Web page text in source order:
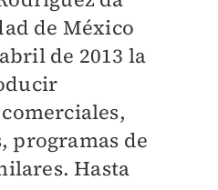
de México
de 2013 la
programas de
Hasta